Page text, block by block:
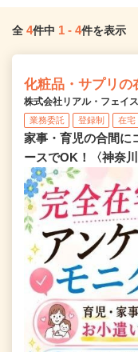
全 4件中 1 - 4件を表示
化粧品・サプリの
株式会社リアル・フェイス
業務委託 登録制 在宅
家事・育児の合間に
ースでOK！〈神奈川